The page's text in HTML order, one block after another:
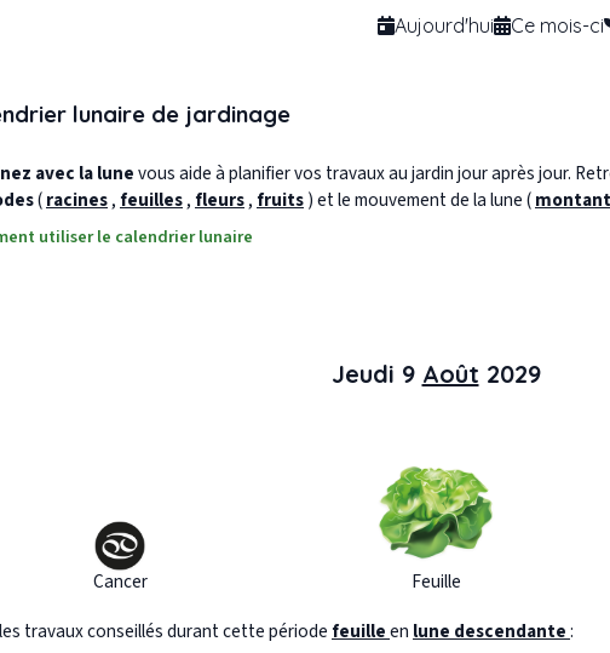
Aujourd'hui Ce mois-ci
lunaire de jardinage
avec la lunevous aide à planifier vos travaux au jardin jour après jour.
(racines, feuilles, fleurs, fruits) et le mouvement de la lune (
utiliser le calendrier lunaire
Jeudi 9 Août 2029
Cancer Feuille
travaux conseillés durant cette période feuilleen lune descendante: